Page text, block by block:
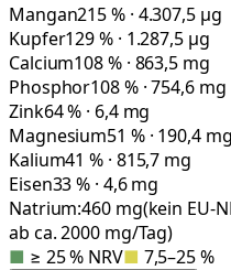
Mangan215 % · 4.307,5 µg
Kupfer129 % · 1.287,5 µg
Calcium108 % · 863,5 mg
Phosphor108 % · 754,6 mg
Zink64 % · 6,4 mg
Magnesium51 % · 190,4 mg
Kalium41 % · 815,7 mg
Eisen33 % · 4,6 mg
Natrium:460mg(kein EU-
ab ca. 2000 mg/Tag)
■ ≥ 25 % NRV■ 7,5–25 %